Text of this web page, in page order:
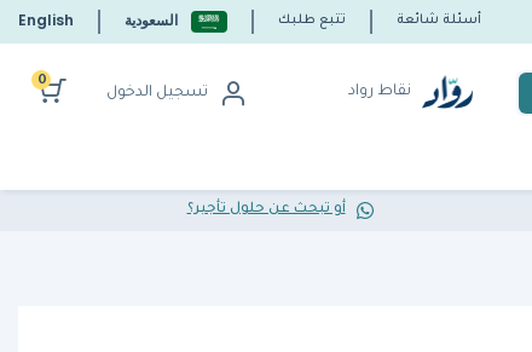
أسئلة شائعة تتبع طلبك السعودية English
نقاط رواد تسجيل الدخول
0
أو تبحث عن حلول تأجير؟